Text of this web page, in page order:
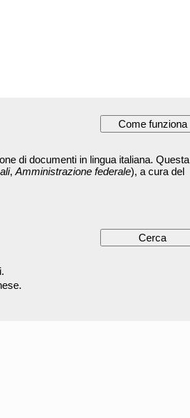
di documenti in lingua italiana. Questa
, Amministrazione federale), a cura del